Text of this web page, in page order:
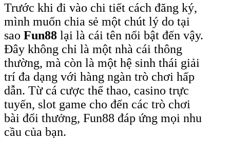
Trước khi đi vào chi tiết cách đăng ký,
mình muốn chia sẻ một chút lý do tại
sao Fun88 lại là cái tên nổi bật đến vậy.
Đây không chỉ là một nhà cái thông
thường, mà còn là một hệ sinh thái giải
trí đa dạng với hàng ngàn trò chơi hấp
dẫn. Từ cá cược thể thao, casino trực
tuyến, slot game cho đến các trò chơi
bài đổi thưởng, Fun88 đáp ứng mọi nhu
cầu của bạn.